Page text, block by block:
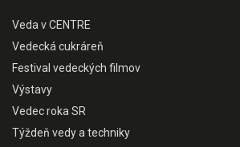
Veda v CENTRE
Vedecká cukráreň
Festival vedeckých filmov
Výstavy
Vedec roka SR
Týždeň vedy a techniky